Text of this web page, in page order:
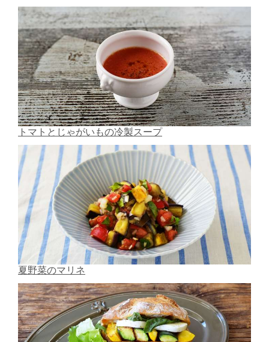
トマトとじゃがいもの冷製スープ
夏野菜のマリネ